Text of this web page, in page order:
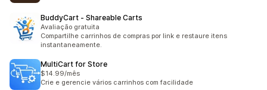
BuddyCart ‑ Shareable Carts
Avaliação gratuita
Compartilhe carrinhos de compras por link e restaure itens
instantaneamente.
MultiCart for Store
$14.99/mês
Crie e gerencie vários carrinhos com facilidade